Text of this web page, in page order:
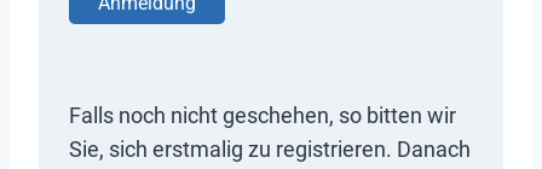
Falls noch nicht geschehen, so bitten wir
Sie, sich erstmalig zu registrieren. Danach